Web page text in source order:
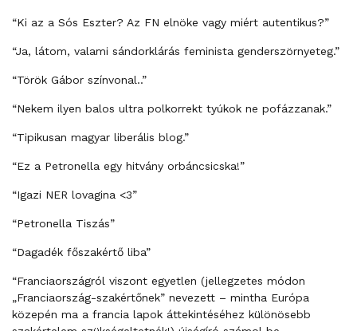
“Ki az a Sós Eszter? Az FN elnöke vagy miért autentikus?”
“Ja, látom, valami sándorklárás feminista genderszörnyeteg.”
“Török Gábor színvonal..”
“Nekem ilyen balos ultra polkorrekt tyúkok ne pofázzanak.”
“Tipikusan magyar liberális blog.”
“Ez a Petronella egy hitvány orbáncsicska!”
“Igazi NER lovagina <3”
“Petronella Tiszás”
“Dagadék főszakértő liba”
“Franciaországról viszont egyetlen (jellegzetes módon
„Franciaország-szakértőnek” nevezett – mintha Európa
közepén ma a francia lapok áttekintéséhez különösebb